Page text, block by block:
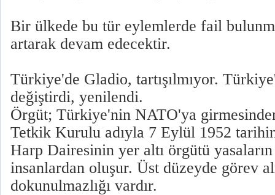
Bir ülkede bu tür eylemlerde fail
artarak devam edecektir.
Türkiye'de Gladio, tartışılmıyor.
değiştirdi, yenilendi.
Örgüt; Türkiye'nin NATO'ya
Tetkik Kurulu adıyla 7 Eylül 1952
Harp Dairesinin yer altı örgütü
insanlardan oluşur. Üst düzeyde görev
dokunulmazlığı vardır.